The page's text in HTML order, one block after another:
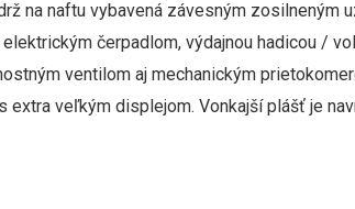
na naftu vybavená závesným
čerpadlom, výdajnou hadicou /
ventilom aj mechanickým
extra veľkým displejom. Vonkajší plášť je